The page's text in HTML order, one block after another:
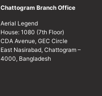
Chattogram Branch Office
Aerial Legend
House: 1080 (7th Floor)
CDA Avenue, GEC Circle
East Nasirabad, Chattogram –
4000, Bangladesh